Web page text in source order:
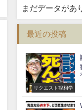
まだデータがあ
最近の投稿
リクエスト観相学